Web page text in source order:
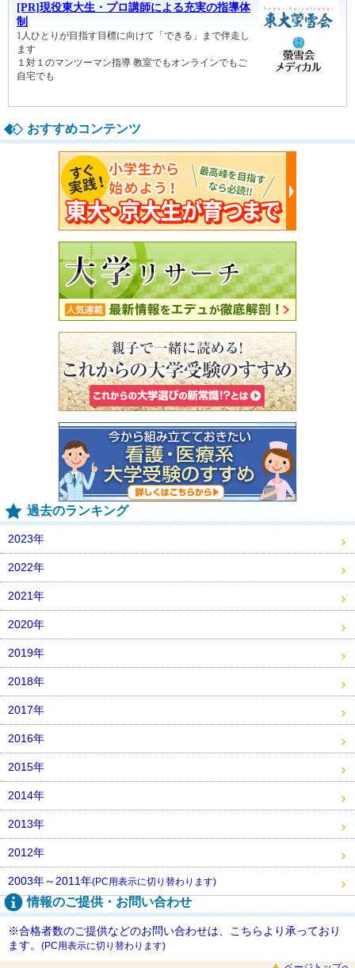
おすすめコンテンツ
過去のランキング
2023年
2022年
2021年
2020年
2019年
2018年
2017年
2016年
2015年
2014年
2013年
2012年
2003年～2011年(PC用表示に切り替わります)
情報のご提供・お問い合わせ
※合格者数のご提供などのお問い合わせは、こちらより承っており
ます。 (PC用表示に切り替わります)